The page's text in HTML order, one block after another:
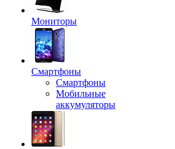
Мониторы
Смартфоны
Смартфоны
Мобильные
аккумуляторы